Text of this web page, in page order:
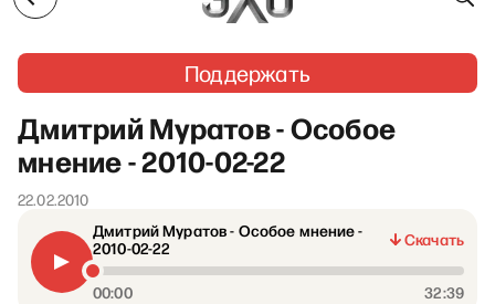
Поддержать
Дмитрий Муратов - Особое
мнение - 2010-02-22
22.02.2010
Дмитрий Муратов - Особое мнение -
2010-02-22
Скачать
00:00 32:39